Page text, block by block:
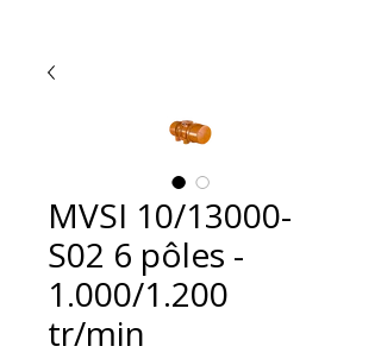
MVSI 10/13000-
S02 6 pôles -
1.000/1.200
tr/min